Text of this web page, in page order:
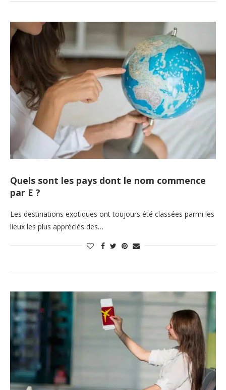
Quels sont les pays dont le nom commence
par E ?
Les destinations exotiques ont toujours été classées parmi les
lieux les plus appréciés des…